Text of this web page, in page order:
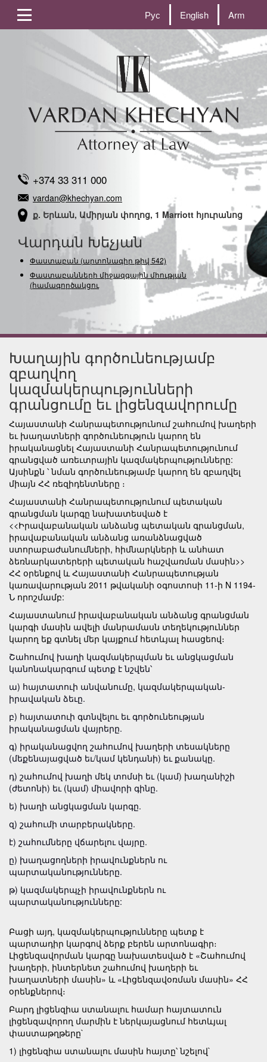
Рус English Arm
+374 33 311 000
vardan@khechyan.com
ք. Երևան, Ամիրյան փողոց, 1 Marriott հյուրանոց
Վարդան Խեչյան
Փաստաբան (արտոնագիր թիվ 542)
Փաստաբանների միջազգային միության
(համագործակցության)
Խաղային գործունեությամբ
զբաղվող
կազմակերպությունների
գրանցումը եւ լիցենզավորումը
Հայաստանի Հանրապետությունում շահումով խաղերի
եւ խաղատների գործունեություն կարող են
իրականացնել Հայաստանի Հանրապետությունում
գրանցված առեւտրային կազմակերպությունները:
Այսինքն ՝ նման գործունեությամբ կարող են զբաղվել
միայն ՀՀ ռեզիդենտները ։
Հայաստանի Հանրապետությունում պետական
գրանցման կարգը նախատեսված է
<<Իրավաբանական անձանց պետական գրանցման,
իրավաբանական անձանց առանձնացված
ստորաբաժանումների, հիմնարկների և անհատ
ձեռնարկատերերի պետական հաշվառման մասին>>
ՀՀ օրենքով և Հայաստանի Հանրապետության
կառավարության 2011 թվականի օգոստոսի 11-ի N 1194-
Ն որոշմամբ:
Հայաստանում իրավաբանական անձանց գրանցման
կարգի մասին ավելի մանրամասն տեղեկություններ
կարող եք գտնել մեր կայքում հետևյալ հասցեով։
Շահումով խաղի կազմակերպման եւ անցկացման
կանոնակարգում պետք է նշվեն՝
ա) հայտատուի անվանումը, կազմակերպական-
իրավական ձեւը.
բ) հայտատուի գտնվելու եւ գործունեության
իրականացման վայրերը.
գ) իրականացվող շահումով խաղերի տեսակները
(մեքենայացված եւ/կամ կենդանի) եւ քանակը.
դ) շահումով խաղի մեկ տոմսի եւ (կամ) խաղանիշի
(ժետոնի) եւ (կամ) միավորի գինը.
ե) խաղի անցկացման կարգը.
զ) շահումի տարբերակները.
է) շահումները վճարելու վայրը.
ը) խաղացողների իրավունքներն ու
պարտականությունները.
թ) կազմակերպչի իրավունքներն ու
պարտականությունները:
Բացի այդ, կազմակերպությունները պետք է
պարտադիր կարգով ձերք բերեն արտոնագիր։
Լիցենզավորման կարգը նախատեսված է «Շահումով
խաղերի, ինտերնետ շահումով խաղերի եւ
խաղատների մասին» և «Լիցենզավօռման մասին» ՀՀ
օրենքներով։
Բարդ լիցենզիա ստանալու համար հայտատուն
լիցենզավորող մարմին է ներկայացնում հետևյալ
փաստաթղթերը`
1) լիցենզիա ստանալու մասին հայտը՝ նշելով`